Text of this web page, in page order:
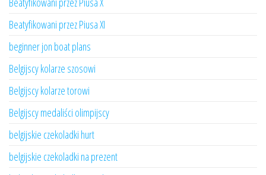
Beatyfikowani przez Piusa XI
beginner jon boat plans
Belgijscy kolarze szosowi
Belgijscy kolarze torowi
Belgijscy medaliści olimpijscy
belgijskie czekoladki hurt
belgijskie czekoladki na prezent